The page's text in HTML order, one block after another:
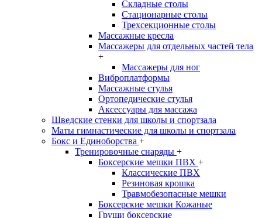
Складные столы
Стационарные столы
Трехсекционные столы
Массажные кресла
Массажеры для отдельных частей тела
+
Массажеры для ног
Виброплатформы
Массажные стулья
Ортопедические стулья
Аксессуары для массажа
Шведские стенки для школы и спортзала
Маты гимнастические для школы и спортзала
Бокс и Единоборства +
Тренировочные снаряды +
Боксерские мешки ПВХ +
Классические ПВХ
Резиновая крошка
Травмобезопасные мешки
Боксерские мешки Кожаные
Груши боксерские